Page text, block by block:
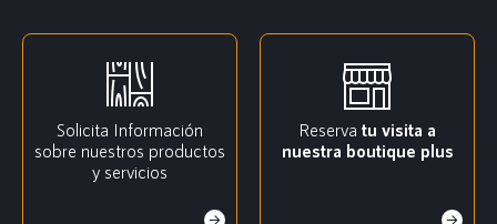
Solicita Información
sobre nuestros productos
y servicios
Reserva tu visita a
nuestra boutique plus